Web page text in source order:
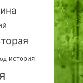
история